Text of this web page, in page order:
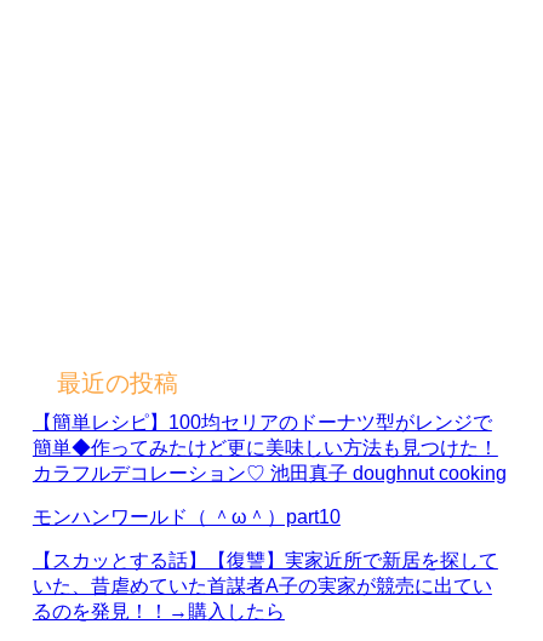
最近の投稿
【簡単レシピ】100均セリアのドーナツ型がレンジで
簡単◆作ってみたけど更に美味しい方法も見つけた！
カラフルデコレーション♡ 池田真子 doughnut cooking
モンハンワールド（ ＾ω＾）part10
【スカッとする話】【復讐】実家近所で新居を探して
いた、昔虐めていた首謀者A子の実家が競売に出てい
るのを発見！！→購入したら